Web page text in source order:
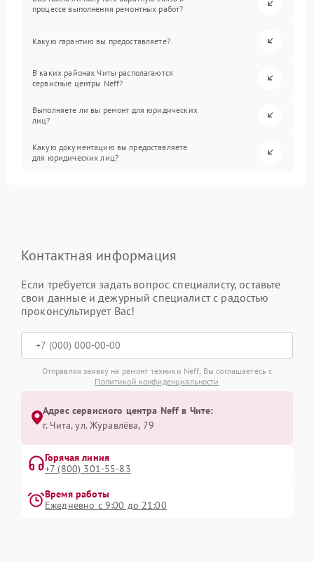
процессе выполнения ремонтных работ?
Какую гарантию вы предоставляете?
В каких районах Читы располагаются
сервисные центры Neff?
Выполняете ли вы ремонт для юридических
лиц?
Какую документацию вы предоставляете
для юридических лиц?
Контактная информация
Если требуется задать вопрос специалисту, оставьте
свои данные и дежурный специалист с радостью
проконсультирует Вас!
Отправляя заявку на ремонт техники Neff, Вы соглашаетесь с
Политикой конфиденциальности
Адрес сервисного центра Neff в Чите:
г. Чита, ул. Журавлёва, 79
Горячая линия
+7 (800) 301-55-83
Время работы
Ежедневно с 9:00 до 21:00